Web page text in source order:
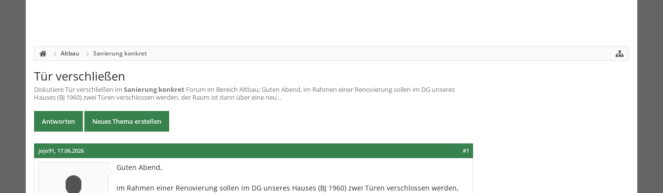
Altbau Sanierung konkret
Tür verschließen
DiskutiereTür verschließen im Sanierung konkret Forum im Bereich Altbau; Guten Abend, im Rahmen einer Renovierung sollen im DG unseres
Hauses (BJ 1960) zwei Türen verschlossen werden, der Raum ist dann über eine neu...
Antworten Neues Thema erstellen
#1
jojo91, 17.06.2026
Guten Abend,
im Rahmen einer Renovierung sollen im DG unseres Hauses (BJ 1960) zwei Türen verschlossen werden,